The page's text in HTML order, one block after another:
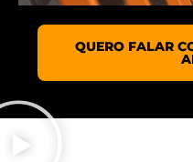
QUERO FALAR